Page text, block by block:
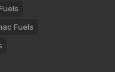
Fuels